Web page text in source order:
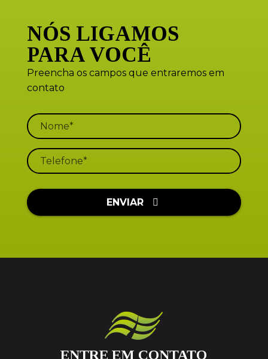
NÓS LIGAMOS
PARA VOCÊ
Preencha os campos que entraremos em
contato
ENVIAR
ENTRE EM CONTATO